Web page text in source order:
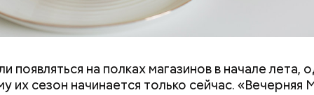
появляться на полках магазинов в начале лета,
их сезон начинается только сейчас. «Вечерняя